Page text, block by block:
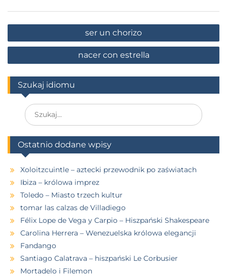
ser un chorizo
nacer con estrella
Szukaj idiomu
Ostatnio dodane wpisy
Xoloitzcuintle – aztecki przewodnik po zaświatach
Ibiza – królowa imprez
Toledo – Miasto trzech kultur
tomar las calzas de Villadiego
Félix Lope de Vega y Carpio – Hiszpański Shakespeare
Carolina Herrera – Wenezuelska królowa elegancji
Fandango
Santiago Calatrava – hiszpański Le Corbusier
Mortadelo i Filemon